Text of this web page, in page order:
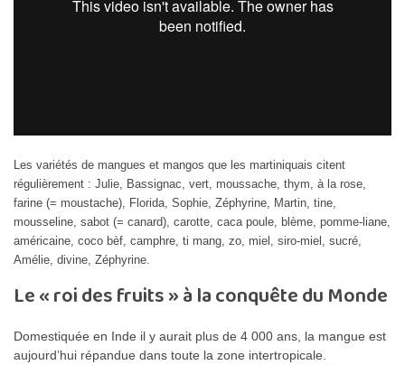
Les variétés de mangues et mangos que les martiniquais citent
régulièrement : Julie, Bassignac, vert, moussache, thym, à la rose,
farine (= moustache), Florida, Sophie, Zéphyrine, Martin, tine,
mousseline, sabot (= canard), carotte, caca poule, blème, pomme-liane,
américaine, coco bèf, camphre, ti mang, zo, miel, siro-miel, sucré,
Amélie, divine, Zéphyrine.
Le « roi des fruits » à la conquête du Monde
Domestiquée en Inde il y aurait plus de 4 000 ans, la mangue est
aujourd’hui répandue dans toute la zone intertropicale.